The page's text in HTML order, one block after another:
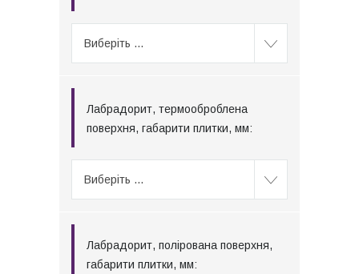
Виберіть ...
Лабрадорит, термооброблена
поверхня, габарити плитки, мм:
Виберіть ...
Лабрадорит, полірована поверхня,
габарити плитки, мм: